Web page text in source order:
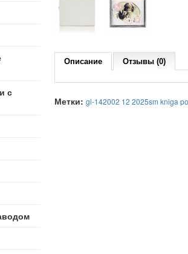
с
Описание Отзывы (0)
Метки: gl-142002 12 2025sm kniga